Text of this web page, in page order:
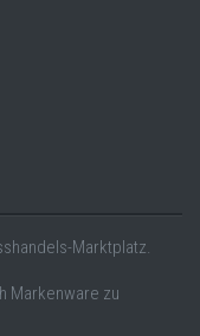
Marktplatz.
Markenware zu